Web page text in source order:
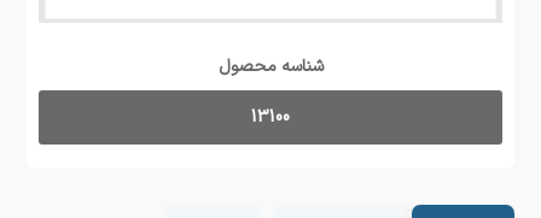
شناسه محصول
13100